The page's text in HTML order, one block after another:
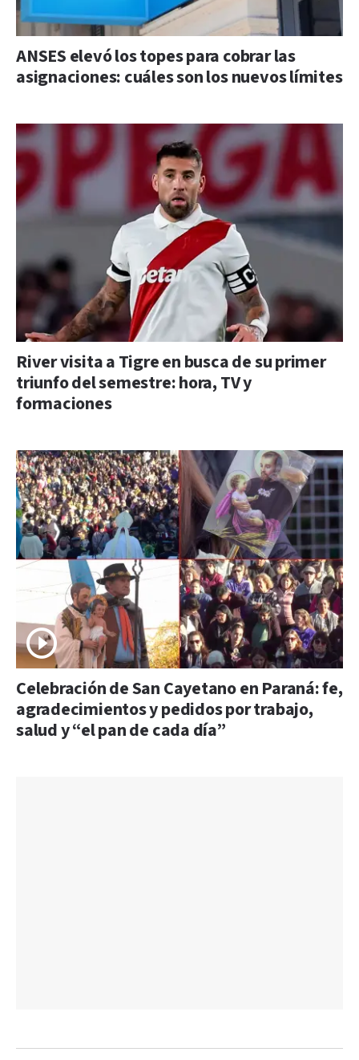
ANSES elevó los topes para cobrar las
asignaciones: cuáles son los nuevos límites
River visita a Tigre en busca de su primer
triunfo del semestre: hora, TV y
formaciones
Celebración de San Cayetano en Paraná: fe,
agradecimientos y pedidos por trabajo,
salud y “el pan de cada día”